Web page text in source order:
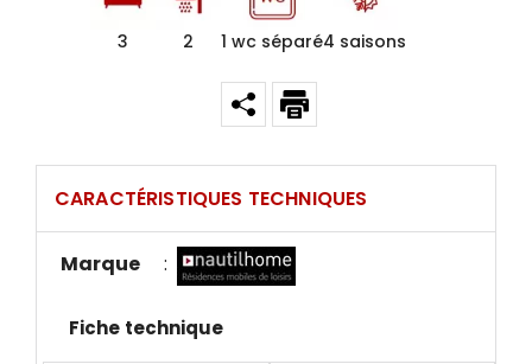
3 2 1 wc séparé4 saisons
CARACTÉRISTIQUES TECHNIQUES
Marque :
Fiche technique